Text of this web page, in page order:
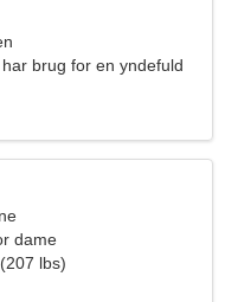
brug for en yndefuld
dame
lbs)